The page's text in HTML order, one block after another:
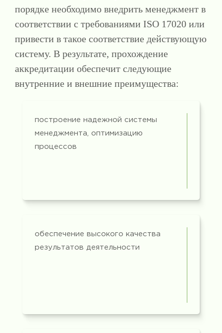
порядке необходимо внедрить менеджмент в
соответствии с требованиями ISO 17020 или
привести в такое соответствие действующую
систему. В результате, прохождение
аккредитации обеспечит следующие
внутренние и внешние преимущества:
построение надежной системы
менеджмента, оптимизацию
процессов
обеспечение высокого качества
результатов деятельности